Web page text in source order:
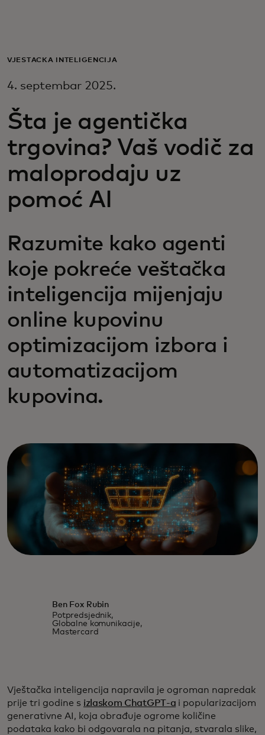
Za biznis
Za inovatore
Novosti i trendovi
VJEŠTAČKA INTELIGENCIJA
4. septembar 2025.
Šta je agentička
trgovina? Vaš vodič za
maloprodaju uz
pomoć AI
Razumite kako agenti
koje pokreće veštačka
inteligencija mijenjaju
online kupovinu
optimizacijom izbora i
automatizacijom
kupovina.
Ben Fox Rubin
Potpredsjednik,
Globalne komunikacije,
Mastercard
Vještačka inteligencija napravila je ogroman napredak
prije tri godine s izlaskom ChatGPT-a i popularizacijom
generativne AI, koja obrađuje ogrome količine
podataka kako bi odgovarala na pitanja, stvarala slike,